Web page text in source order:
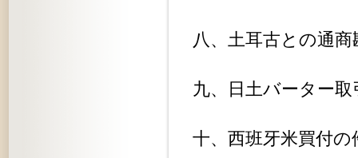
八、土耳古との通
九、日土バーター
十、西班牙米買付の